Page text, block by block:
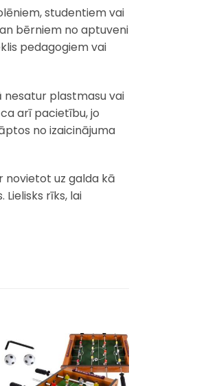
studentiem vai
bērniem no aptuveni
pedagogiem vai
nesatur plastmasu vai
arī pacietību, jo
no izaicinājuma
novietot uz galda kā
rīks, lai
Pievienot
sarakstam